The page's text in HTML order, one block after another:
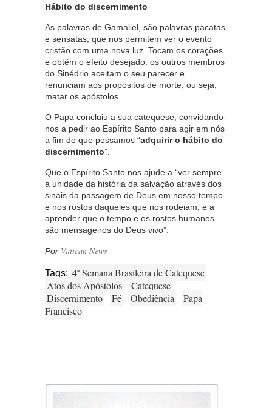
Hábito do discernimento
As palavras de Gamaliel, são palavras pacatas
e sensatas, que nos permitem ver o evento
cristão com uma nova luz. Tocam os corações
e obtêm o efeito desejado: os outros membros
do Sinédrio aceitam o seu parecer e
renunciam aos propósitos de morte, ou seja,
matar os apóstolos.
O Papa concluiu a sua catequese, convidando-
nos a pedir ao Espírito Santo para agir em nós
a fim de que possamos “adquirir o hábito do
discernimento”.
Que o Espírito Santo nos ajude a “ver sempre
a unidade da história da salvação através dos
sinais da passagem de Deus em nosso tempo
e nos rostos daqueles que nos rodeiam, e a
aprender que o tempo e os rostos humanos
são mensageiros do Deus vivo”.
Por Vatican News
Tags: 4ª Semana Brasileira de Catequese
Atos dos Apóstolos
Catequese
Discernimento
Fé Obediência
Papa
Francisco